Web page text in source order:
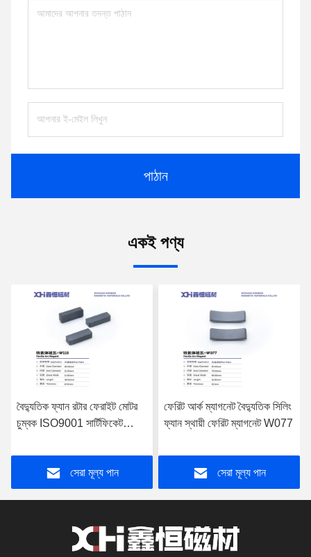
পাঠান
একই পণ্য
বৈদ্যুতিক ফ্যান রটার ফেরাইট মোটর
চুম্বক ISO9001 সার্টিফিকেট
সেরা মূল্য পান
ফেরিট আর্ক ম্যাগনেট বৈদ্যুতিক সিলিং
ফ্যান স্থায়ী ফেরিট ম্যাগনেট W077
সেরা মূল্য পান